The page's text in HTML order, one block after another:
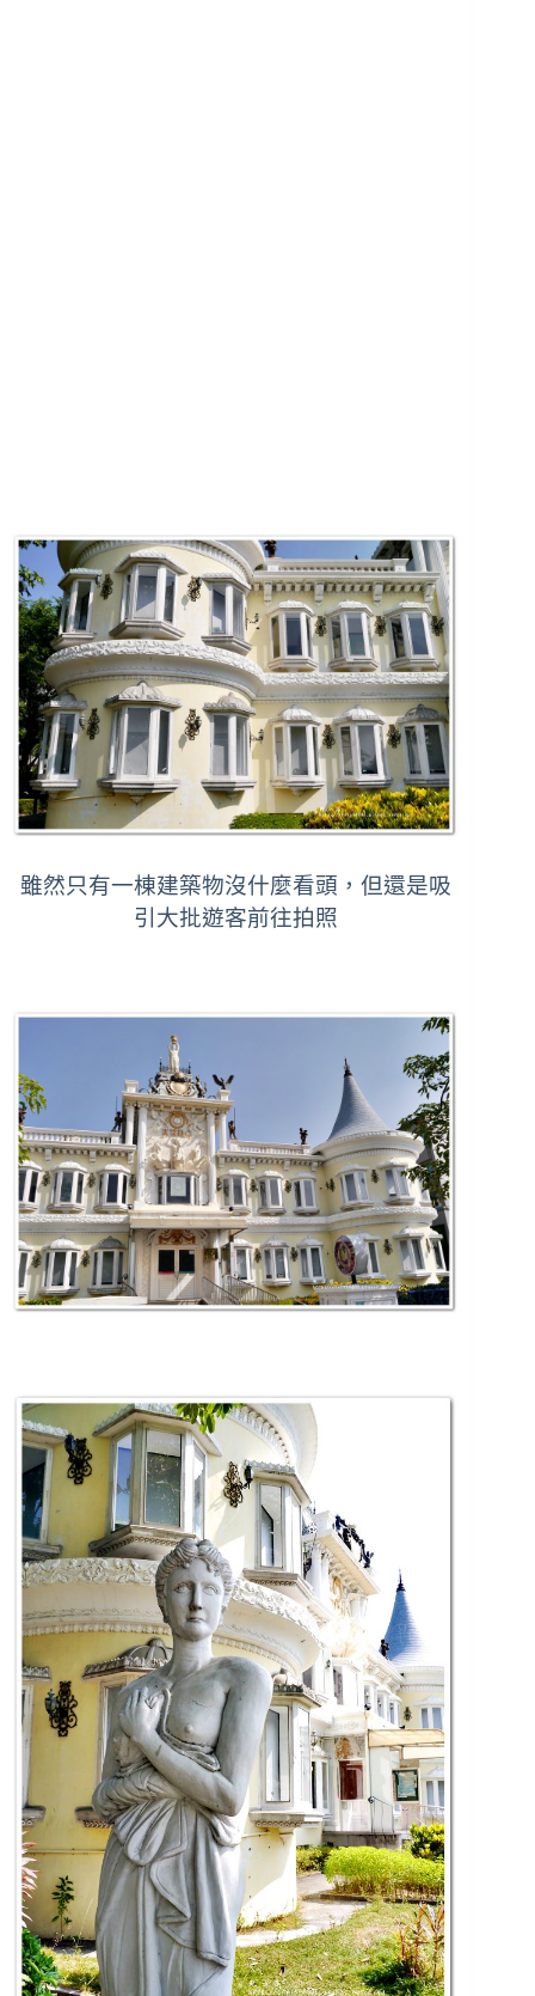
雖然只有一棟建築物沒什麼看頭，但還是吸
引大批遊客前往拍照